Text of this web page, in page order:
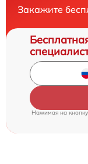
Закажите
Нажимая на